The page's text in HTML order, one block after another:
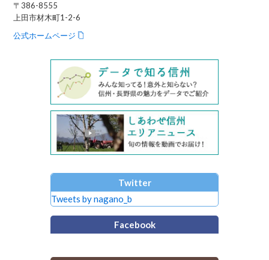
〒386-8555
上田市材木町1-2-6
公式ホームページ
Twitter
Tweets by nagano_b
Facebook